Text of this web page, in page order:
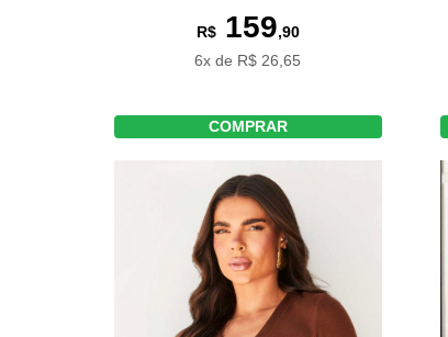
R$159,90
6x de R$ 26,65
COMPRAR